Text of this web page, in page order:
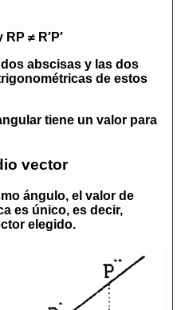
≠ R′P′
abscisas y las dos
de estos
tiene un valor para
vector
ángulo, el valor de
es único, es decir,
elegido.